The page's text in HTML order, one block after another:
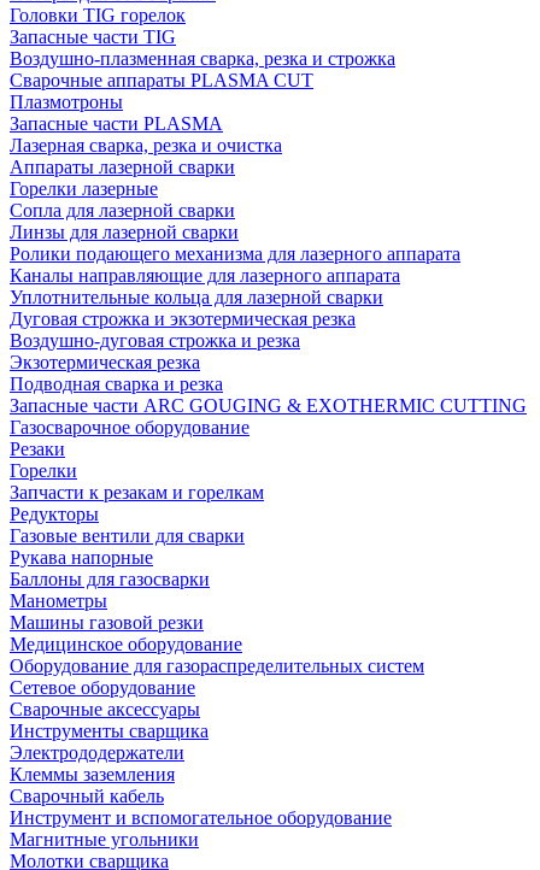
Головки TIG горелок
Запасные части TIG
Воздушно-плазменная сварка, резка и строжка
Сварочные аппараты PLASMA CUT
Плазмотроны
Запасные части PLASMA
Лазерная сварка, резка и очистка
Аппараты лазерной сварки
Горелки лазерные
Сопла для лазерной сварки
Линзы для лазерной сварки
Ролики подающего механизма для лазерного аппарата
Каналы направляющие для лазерного аппарата
Уплотнительные кольца для лазерной сварки
Дуговая строжка и экзотермическая резка
Воздушно-дуговая строжка и резка
Экзотермическая резка
Подводная сварка и резка
Запасные части ARC GOUGING & EXOTHERMIC CUTTING
Газосварочное оборудование
Резаки
Горелки
Запчасти к резакам и горелкам
Редукторы
Газовые вентили для сварки
Рукава напорные
Баллоны для газосварки
Манометры
Машины газовой резки
Медицинское оборудование
Оборудование для газораспределительных систем
Сетевое оборудование
Сварочные аксессуары
Инструменты сварщика
Электрододержатели
Клеммы заземления
Сварочный кабель
Инструмент и вспомогательное оборудование
Магнитные угольники
Молотки сварщика